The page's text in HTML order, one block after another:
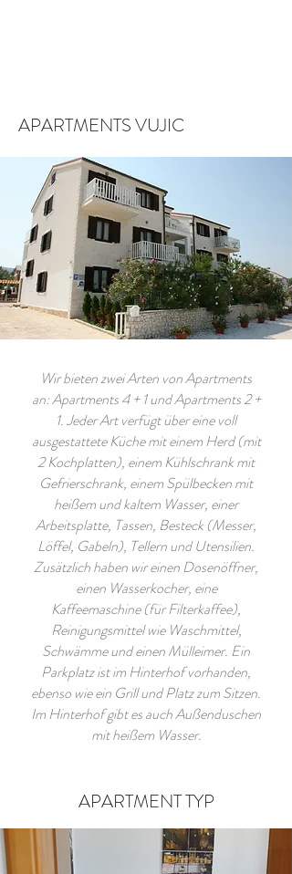
APARTMENTS VUJIC
Wir bieten zwei Arten von Apartments
an: Apartments 4 + 1 und Apartments 2 +
1. Jeder Art verfügt über eine voll
ausgestattete Küche mit einem Herd (mit
2 Kochplatten), einem Kühlschrank mit
Gefrierschrank, einem Spülbecken mit
heißem und kaltem Wasser, einer
Arbeitsplatte, Tassen, Besteck (Messer,
Löffel, Gabeln), Tellern und Utensilien.
Zusätzlich haben wir einen Dosenöffner,
einen Wasserkocher, eine
Kaffeemaschine (für Filterkaffee),
Reinigungsmittel wie Waschmittel,
Schwämme und einen Mülleimer. Ein
Parkplatz ist im Hinterhof vorhanden,
ebenso wie ein Grill und Platz zum Sitzen.
Im Hinterhof gibt es auch Außenduschen
mit heißem Wasser.
APARTMENT TYP